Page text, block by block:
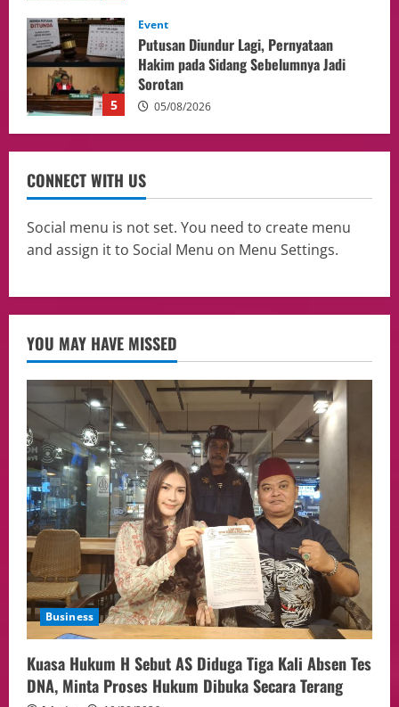
1
Business
Kuasa Hukum H Sebut AS Diduga Tiga
Kali Absen Tes DNA, Minta Proses
Hukum Dibuka Secara Terang
10/08/2026
2
Selesaikan 25 Perkara Isbat Nikah bagi
WNI di Johor Bahru
06/08/2026
3
opini
Adakan Pertemuan Dengan Delegasi 6
lembaga investor, Berorientasi Untuk
Meningkatkan SDM
05/08/2026
4
Aliyuddin: Anak Indonesia di Luar Negeri
Harus Berprestasi, Berkarakter, dan
Menjaga Nama Baik Bangsa
05/08/2026
5
Event
Putusan Diundur Lagi, Pernyataan
Hakim pada Sidang Sebelumnya Jadi
Sorotan
05/08/2026
CONNECT WITH US
Social menu is not set. You need to create menu
and assign it to Social Menu on Menu Settings.
YOU MAY HAVE MISSED
Business
Kuasa Hukum H Sebut AS Diduga Tiga Kali Absen Tes
DNA, Minta Proses Hukum Dibuka Secara Terang